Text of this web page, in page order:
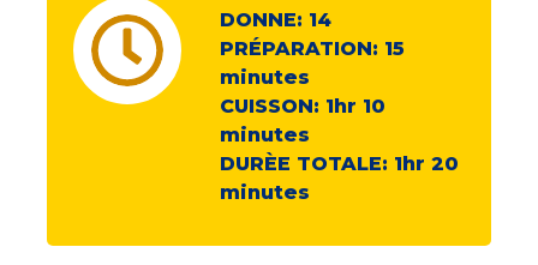
DONNE: 14
PRÉPARATION: 15
minutes
CUISSON: 1hr 10
minutes
DURÈE TOTALE: 1hr 20
minutes